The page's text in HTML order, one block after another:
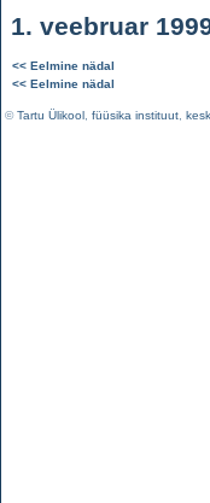
1. veebruar
<< Eelmine nädal
<< Eelmine nädal
©Tartu Ülikool füüsika instituut